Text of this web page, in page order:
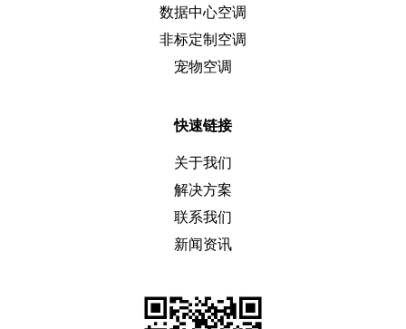
数据中心空调
非标定制空调
宠物空调
快速链接
关于我们
解决方案
联系我们
新闻资讯